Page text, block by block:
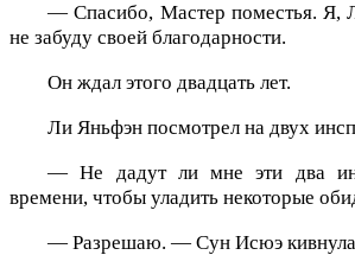
— Спасибо, Мастер поместья. Я,
не забуду своей благодарности.
Он ждал этого двадцать лет.
Ли Яньфэн посмотрел на двух
— Не дадут ли мне эти два
времени, чтобы уладить некоторые
— Разрешаю. — Сун Исюэ